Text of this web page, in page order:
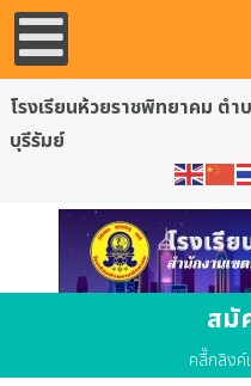
โรงเรียนห้วยราชพิทยาคม ตำ
บุรีรัมย์
สมั
คลื๊กลิงค์